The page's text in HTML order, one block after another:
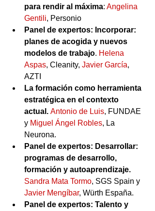
para rendir al máxima: Angelina
Gentili, Personio
Panel de expertos: Incorporar:
planes de acogida y nuevos
modelos de trabajo. Helena
Aspas, Cleanity, Javier García,
AZTI
La formación como herramienta
estratégica en el contexto
actual. Antonio de Luis, FUNDAE
y Miguel Ángel Robles, La
Neurona.
Panel de expertos: Desarrollar:
programas de desarrollo,
formación y autoaprendizaje.
Sandra Mata Tormo, SGS Spain y
Javier Mengíbar, Würth España.
Panel de expertos: Talento y